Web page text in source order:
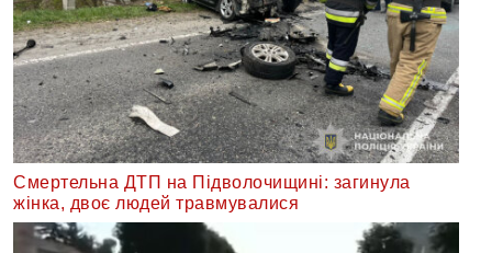
Смертельна ДТП на Підволочищині: загинула
жінка, двоє людей травмувалися